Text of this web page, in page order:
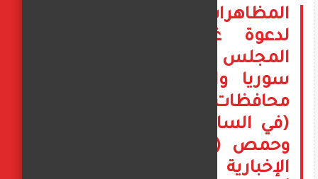
المظاهرات جاءت استجابةً
لدعوة غزال غزال، رئيس
المجلس العلوي الأعلى في
سوريا والخارج - خرجت في
محافظات اللاذقية وطرطوس
(في الساحل السوري)، وحماة
وحمص (وسط البلاد) - قناة
الإخبارية السورية الرسمية